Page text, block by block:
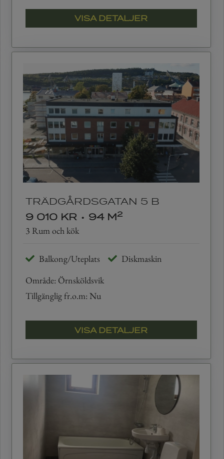
VISA DETALJER
TRÄDGÅRDSGATAN 5 B
9 010 KR • 94 M2
3 Rum och kök
Balkong/Uteplats
Diskmaskin
Område: Örnsköldsvik
Tillgänglig fr.o.m: Nu
VISA DETALJER